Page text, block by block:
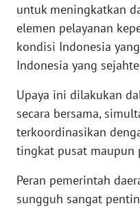
untuk meningkatkan
elemen pelayanan
kondisi Indonesia
Indonesia yang
Upaya ini dilakukan
secara bersama,
terkoordinasikan
tingkat pusat maupun
Peran pemerintah
sungguh sangat
WN
SULBAR
WN
WN
SUMBAR
SUMSEL